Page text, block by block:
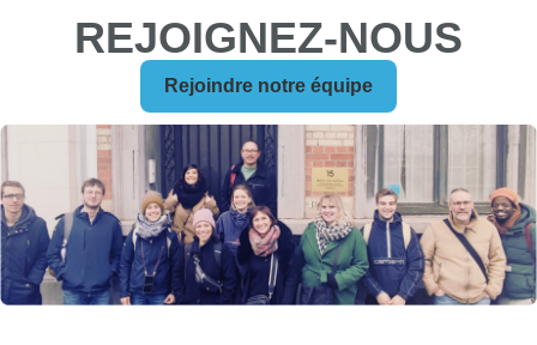
REJOIGNEZ-NOUS
Rejoindre notre équipe